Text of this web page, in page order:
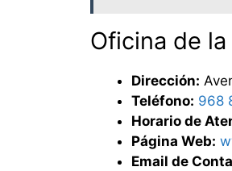
Oficina de
Dirección:
Teléfono: 968
Horario de
Página Web:
Email de